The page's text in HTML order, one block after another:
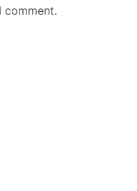
comment.